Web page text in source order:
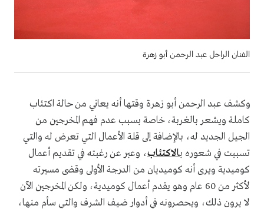
الفنان الراحل عبد الرحمن أبو زهرة
وكشف عبد الرحمن أبو زهرة وقتها أنه يعاني من حالة اكتئاب
كاملة ويشعر بالغربة، خاصة بسبب عدم فهم المخرجين من
الجيل الجديد له، بالإضافة إلى قلة الأعمال التي تعرض له والتي
تسببت في شعوره بالاكتئاب، وعبر عن رغبته في تقديم أعمال
كوميدية ويرى أنه كوميديان من الدرجة الأولى وقضى مسيرته
لأكثر من 60 عام وهو يقدم أعمال كوميدية، ولكن المخرجين الآن
لا يرون ذلك، ويحصرونه في أدوار ضيف الشرف والتي سأم منها،